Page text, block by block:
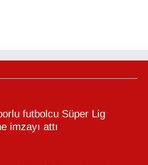
futbolcu Süper Lig
imzayı attı